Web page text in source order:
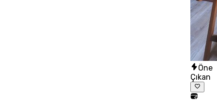
Öne
Çıkan